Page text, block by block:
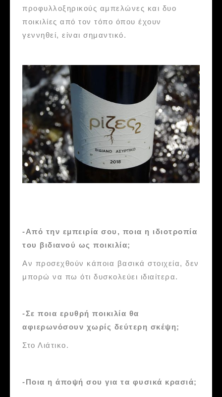
προφυλλοξηρικούς αμπελώνες και δυο
ποικιλίες από τον τόπο όπου έχουν
γεννηθεί, είναι σημαντικό.
-Από την εμπειρία σου, ποια η ιδιοτροπία
του βιδιανού ως ποικιλία;
Αν προσεχθούν κάποια βασικά στοιχεία, δεν
μπορώ να πω ότι δυσκολεύει ιδιαίτερα.
-Σε ποια ερυθρή ποικιλία θα
αφιερωνόσουν χωρίς δεύτερη σκέψη;
Στο Λιάτικο.
-Ποια η άποψή σου για τα φυσικά κρασιά;